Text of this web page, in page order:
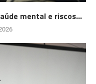
mental e riscos...